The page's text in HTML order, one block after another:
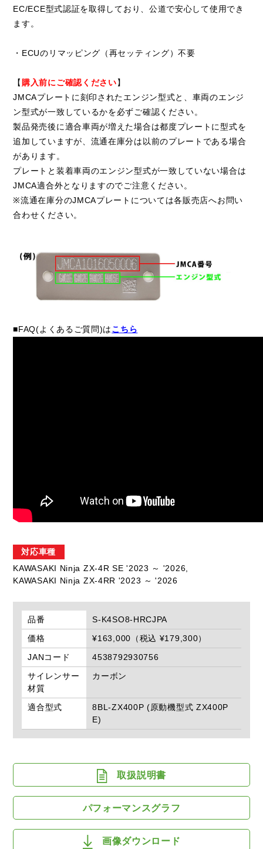
EC/ECE型式認証を取得しており、公道で安心して使用でき
ます。
・ECUのリマッピング（再セッティング）不要
【購入前にご確認ください】
JMCAプレートに刻印されたエンジン型式と、車両のエンジ
ン型式が一致しているかを必ずご確認ください。
製品発売後に適合車両が増えた場合は都度プレートに型式を
追加していますが、流通在庫分は以前のプレートである場合
があります。
プレートと装着車両のエンジン型式が一致していない場合は
JMCA適合外となりますのでご注意ください。
※流通在庫分のJMCAプレートについては各販売店へお問い
合わせください。
■FAQ(よくあるご質問)はこちら
対応車種
KAWASAKI Ninja ZX-4R SE '2023 ～ '2026,
KAWASAKI Ninja ZX-4RR '2023 ～ '2026
品番
S-K4SO8-HRCJPA
価格
¥163,000（税込 ¥179,300）
JANコード
4538792930756
サイレンサー
材質
カーボン
適合型式
8BL-ZX400P (原動機型式 ZX400P
E)
取扱説明書
パフォーマンスグラフ
画像ダウンロード